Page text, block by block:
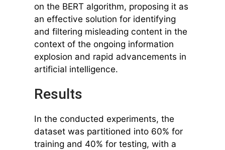
on the BERT algorithm, proposing it as
an effective solution for identifying
and filtering misleading content in the
context of the ongoing information
explosion and rapid advancements in
artificial intelligence.
Results
In the conducted experiments, the
dataset was partitioned into 60% for
training and 40% for testing, with a